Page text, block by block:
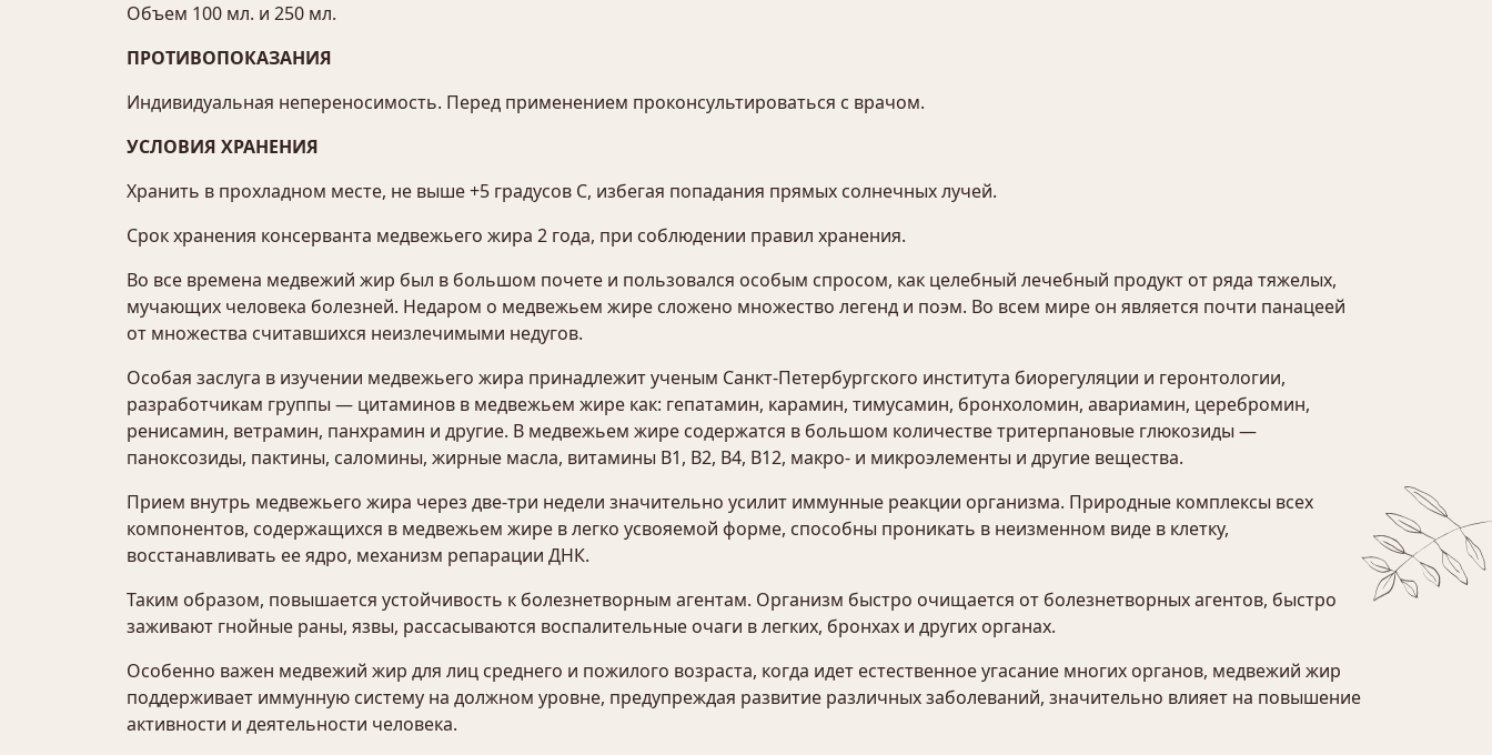
Объем 100 мл. и 250 мл.
ПРОТИВОПОКАЗАНИЯ
Индивидуальная непереносимость. Перед применением проконсультироваться с врачом.
УСЛОВИЯ ХРАНЕНИЯ
Хранить в прохладном месте, не выше +5 градусов С, избегая попадания прямых солнечных лучей.
Срок хранения консерванта медвежьего жира 2 года, при соблюдении правил хранения.
Во все времена медвежий жир был в большом почете и пользовался особым спросом, как целебный лечебный продукт от ряда тяжелых,
мучающих человека болезней. Недаром о медвежьем жире сложено множество легенд и поэм. Во всем мире он является почти панацеей
от множества считавшихся неизлечимыми недугов.
Особая заслуга в изучении медвежьего жира принадлежит ученым Санкт-Петербургского института биорегуляции и геронтологии,
разработчикам группы — цитаминов в медвежьем жире как: гепатамин, карамин, тимусамин, бронхоломин, авариамин, церебромин,
ренисамин, ветрамин, панхрамин и другие. В медвежьем жире содержатся в большом количестве тритерпановые глюкозиды —
паноксозиды, пактины, саломины, жирные масла, витамины В1, В2, В4, В12, макро- и микроэлементы и другие вещества.
Прием внутрь медвежьего жира через две-три недели значительно усилит иммунные реакции организма. Природные комплексы всех
компонентов, содержащихся в медвежьем жире в легко усвояемой форме, способны проникать в неизменном виде в клетку,
восстанавливать ее ядро, механизм репарации ДНК.
Таким образом, повышается устойчивость к болезнетворным агентам. Организм быстро очищается от болезнетворных агентов, быстро
заживают гнойные раны, язвы, рассасываются воспалительные очаги в легких, бронхах и других органах.
Особенно важен медвежий жир для лиц среднего и пожилого возраста, когда идет естественное угасание многих органов, медвежий жир
поддерживает иммунную систему на должном уровне, предупреждая развитие различных заболеваний, значительно влияет на повышение
активности и деятельности человека.